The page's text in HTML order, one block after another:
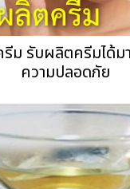
ม รับผลิตครีมได้ม
ความปลอดภัย